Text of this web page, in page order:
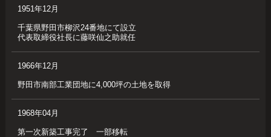
1951年12月
千葉県野田市柳沢24番地にて設立
代表取締役社長に藤咲仙之助就任
1966年12月
野田市南部工業団地に4,000坪の土地を取得
1968年04月
第一次新築工事完了 一部移転